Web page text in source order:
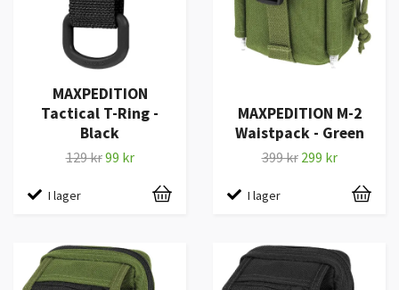
MAXPEDITION
Tactical T-Ring -
Black
129 kr99 kr
I lager
MAXPEDITION M-2
Waistpack - Green
399 kr 299 kr
I lager